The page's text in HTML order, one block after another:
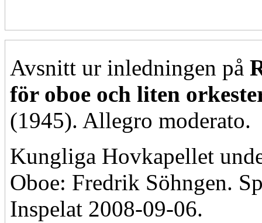
Avsnitt ur inledningen på
för oboe och liten
(1945). Allegro moderato.
Kungliga Hovkapellet
Oboe: Fredrik Söhngen.
Inspelat 2008-09-06.